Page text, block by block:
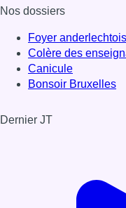
Nos dossiers
Foyer anderlechtois
Colère des
Canicule
Bonsoir Bruxelles
Dernier JT